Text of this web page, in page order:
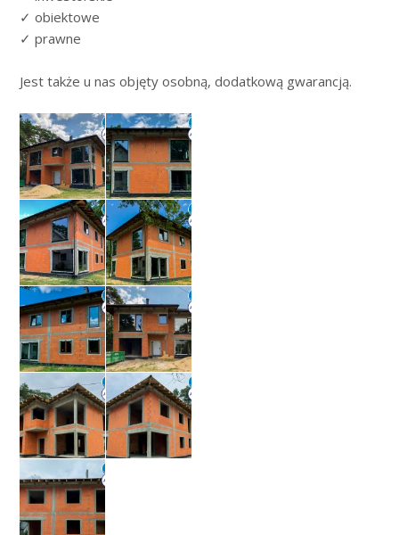
✓ obiektowe
✓ prawne
Jest także u nas objęty osobną, dodatkową gwarancją.